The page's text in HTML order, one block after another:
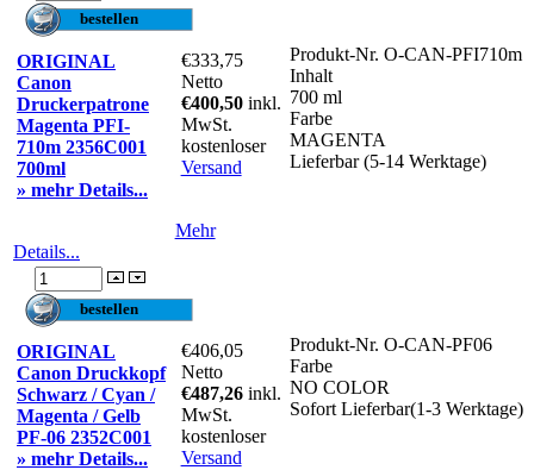
ORIGINAL
Canon
Druckerpatrone
Magenta PFI-
710m 2356C001
700ml
» mehr Details...
€333,75
Netto
€400,50 inkl.
MwSt.
kostenloser
Versand
Produkt-Nr. O-CAN-PFI710m
Inhalt
700 ml
Farbe
MAGENTA
Lieferbar (5-14 Werktage)
Mehr
Details...
ORIGINAL
Canon Druckkopf
Schwarz / Cyan /
Magenta / Gelb
PF-06 2352C001
» mehr Details...
€406,05
Netto
€487,26 inkl.
MwSt.
kostenloser
Versand
Produkt-Nr. O-CAN-PF06
Farbe
NO COLOR
Sofort Lieferbar(1-3 Werktage)